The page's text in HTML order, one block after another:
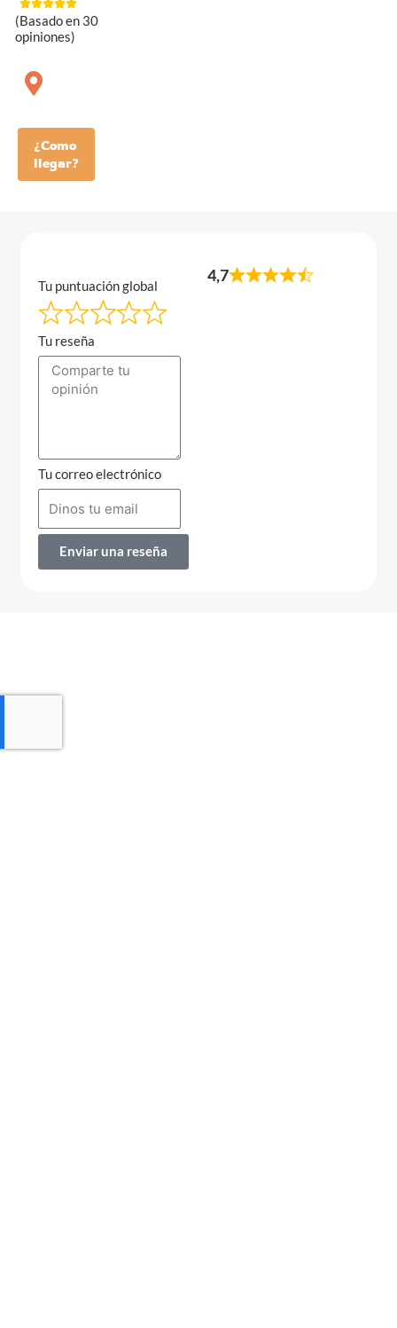
(Basado en 30
opiniones)
¿Como
llegar?
Tu puntuación global
Tu reseña
Tu correo electrónico
Enviar una reseña
4,7